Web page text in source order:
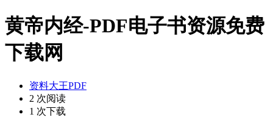
黄帝内经-PDF电子书资源免费
下载网
资料大王PDF
2 次阅读
1 次下载